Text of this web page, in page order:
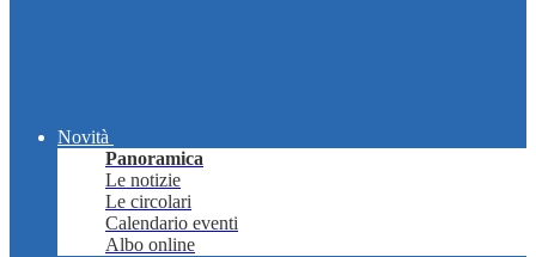
Novità
Panoramica
Le notizie
Le circolari
Calendario eventi
Albo online